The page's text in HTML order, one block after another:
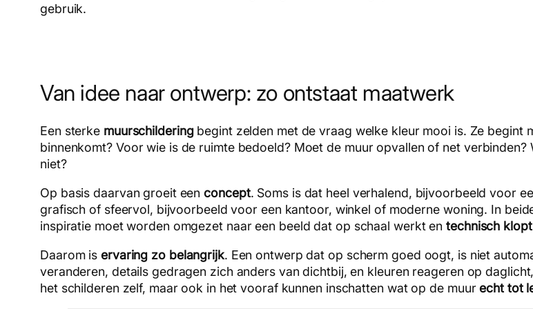
gebruik.
Van idee naar ontwerp: zo ontstaat maatwerk
Een sterke muurschilderingbegint zelden met de vraag welke kleur mooi is. Ze begint
binnenkomt? Voor wie is de ruimte bedoeld? Moet de muur opvallen of net
niet?
Op basis daarvan groeit eenconcept. Soms is dat heel verhalend, bijvoorbeeld voor
grafisch of sfeervol, bijvoorbeeld voor een kantoor, winkel of moderne woning. In
inspiratie moet worden omgezet naar een beeld dat op schaal werkt entechnisch klopt
Daarom is ervaring zo belangrijk. Een ontwerp dat op scherm goed oogt, is niet
veranderen, details gedragen zich anders van dichtbij, en kleuren reageren op
het schilderen zelf, maar ook in het vooraf kunnen inschatten wat op de muurecht tot